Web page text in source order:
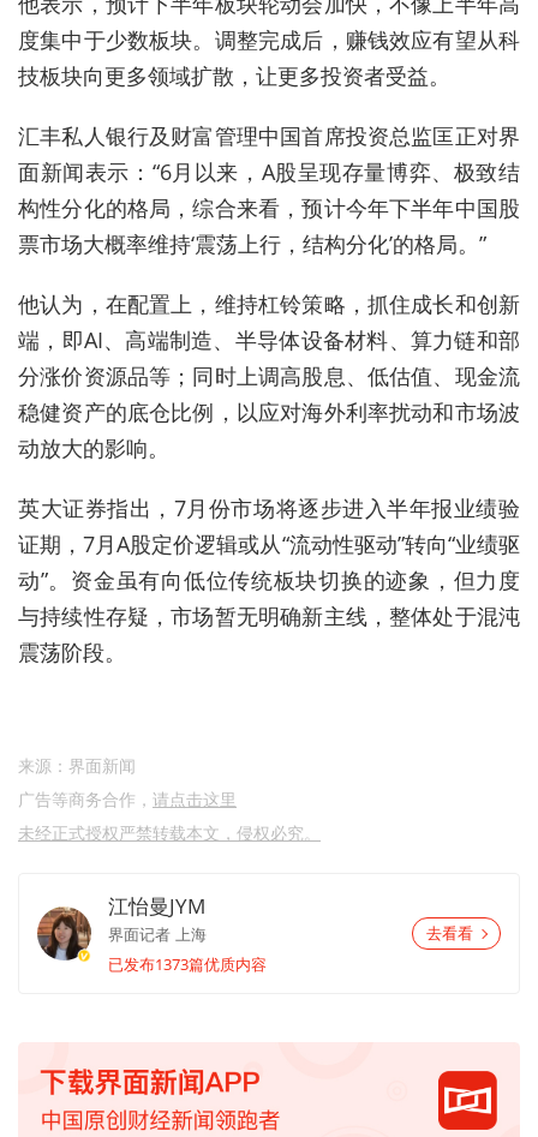
度集中于少数板块。调整完成后，赚钱效应有望从科
技板块向更多领域扩散，让更多投资者受益。
汇丰私人银行及财富管理中国首席投资总监匡正对界
面新闻表示：“6月以来，A股呈现存量博弈、极致结
构性分化的格局，综合来看，预计今年下半年中国股
票市场大概率维持‘震荡上行，结构分化’的格局。 ”
他认为，在配置上，维持杠铃策略，抓住成长和创新
端，即AI、高端制造、半导体设备材料、算力链和部
分涨价资源品等；同时上调高股息、低估值、现金流
稳健资产的底仓比例，以应对海外利率扰动和市场波
动放大的影响。
英大证券指出，7月份市场将逐步进入半年报业绩验
证期，7月A股定价逻辑或从“流动性驱动”转向“业绩驱
动”。资金虽有向低位传统板块切换的迹象，但力度
与持续性存疑，市场暂无明确新主线，整体处于混沌
震荡阶段。
来源：界面新闻
广告等商务合作， 请点击这里
未经正式授权严禁转载本文，侵权必究。
江怡曼JYM
界面记者 上海
已发布1373篇优质内容
去看看